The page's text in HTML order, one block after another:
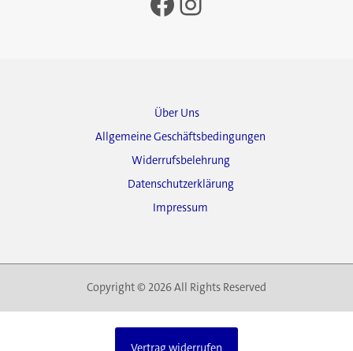
Über Uns
Allgemeine Geschäftsbedingungen
Widerrufsbelehrung
Datenschutzerklärung
Impressum
Copyright © 2026 All Rights Reserved